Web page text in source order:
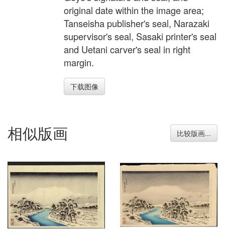
original date within the image area;
Tanseisha publisher's seal, Narazaki
supervisor's seal, Sasaki printer's seal
and Uetani carver's seal in right
margin.
下载图像
相似版画 比较版画...